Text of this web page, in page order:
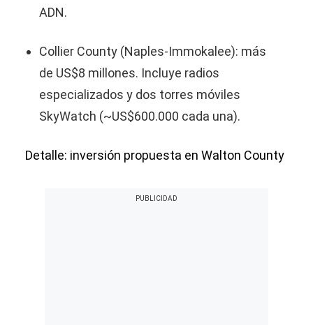
ADN.
Collier County (Naples‑Immokalee): más
de US$8 millones. Incluye radios
especializados y dos torres móviles
SkyWatch (~US$600.000 cada una).
Detalle: inversión propuesta en Walton County